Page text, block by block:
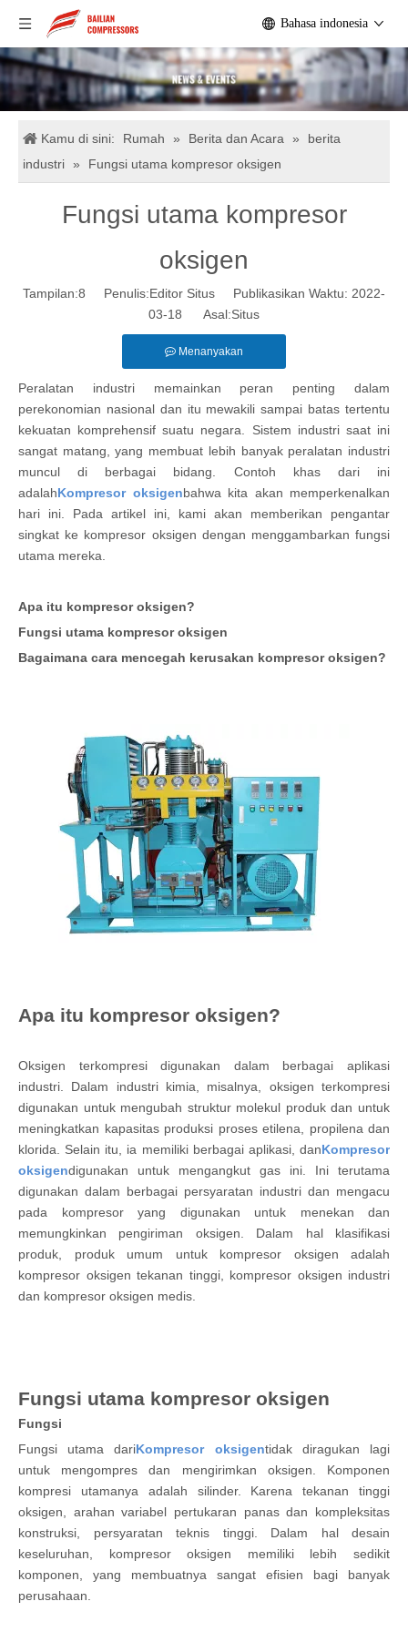
Bahasa indonesia
Kamu di sini: Rumah » Berita dan Acara »
berita
industri » Fungsi utama kompresor oksigen
Fungsi utama kompresor
oksigen
Tampilan:8 Penulis:Editor Situs Publikasikan Waktu: 2022-
03-18 Asal:Situs
Menanyakan
Peralatan industri memainkan peran penting dalam
perekonomian nasional dan itu mewakili sampai batas tertentu
kekuatan komprehensif suatu negara. Sistem industri saat ini
sangat matang, yang membuat lebih banyak peralatan industri
muncul di berbagai bidang. Contoh khas dari ini
adalahKompresor oksigenbahwa kita akan memperkenalkan
hari ini. Pada artikel ini, kami akan memberikan pengantar
singkat ke kompresor oksigen dengan menggambarkan fungsi
utama mereka.
Apa itu kompresor oksigen?
Fungsi utama kompresor oksigen
Bagaimana cara mencegah kerusakan kompresor oksigen?
Apa itu kompresor oksigen?
Oksigen terkompresi digunakan dalam berbagai aplikasi
industri. Dalam industri kimia, misalnya, oksigen terkompresi
digunakan untuk mengubah struktur molekul produk dan untuk
meningkatkan kapasitas produksi proses etilena, propilena dan
klorida. Selain itu, ia memiliki berbagai aplikasi, danKompresor
oksigendigunakan untuk mengangkut gas ini. Ini terutama
digunakan dalam berbagai persyaratan industri dan mengacu
pada kompresor yang digunakan untuk menekan dan
memungkinkan pengiriman oksigen. Dalam hal klasifikasi
produk, produk umum untuk kompresor oksigen adalah
kompresor oksigen tekanan tinggi, kompresor oksigen industri
dan kompresor oksigen medis.
Fungsi utama kompresor oksigen
Fungsi
Fungsi utama dariKompresor oksigentidak diragukan lagi
untuk mengompres dan mengirimkan oksigen. Komponen
kompresi utamanya adalah silinder. Karena tekanan tinggi
oksigen, arahan variabel pertukaran panas dan kompleksitas
konstruksi, persyaratan teknis tinggi. Dalam hal desain
keseluruhan, kompresor oksigen memiliki lebih sedikit
komponen, yang membuatnya sangat efisien bagi banyak
perusahaan.